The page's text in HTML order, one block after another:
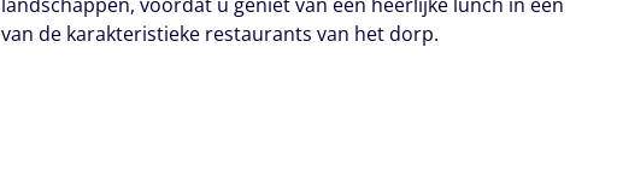
van de karakteristieke restaurants van het dorp.